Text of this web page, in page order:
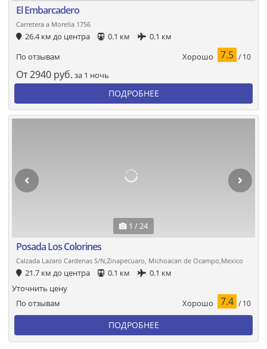
El Embarcadero
Carretera a Morelia 1756
26.4 км до центра 0.1 км
0.1 км
По отзывам
Хорошо 7.5 / 10
От2940 руб. за 1 ночь
ПОДРОБНЕЕ
1 / 24
Posada Los Colorines
Calzada Lazaro Cardenas S/N,Zinapecuaro, Michoacan de Ocampo,Mexico
21.7 км до центра 0.1 км 0.1 км
По отзывам Хорошо 7.4 / 10
Уточнить цену
ПОДРОБНЕЕ